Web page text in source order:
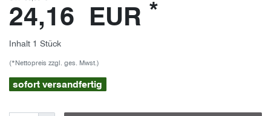
24,16 EUR *
Inhalt 1 Stück
(*Nettopreis zzgl. ges. Mwst.)
sofort versandfertig